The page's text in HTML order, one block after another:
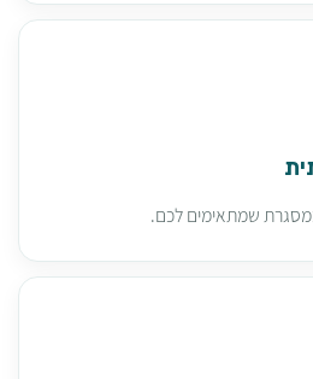
שמתאימים לכם.